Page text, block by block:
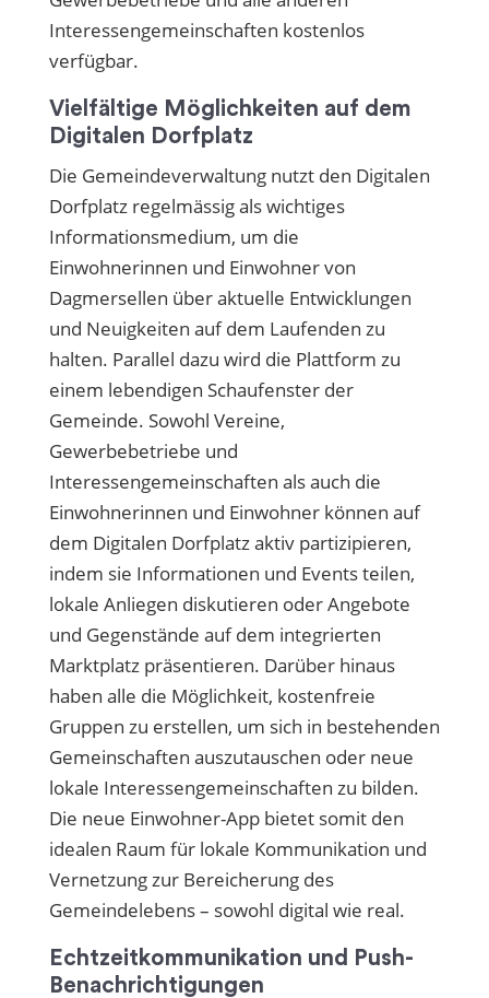
Interessengemeinschaften kostenlos
verfügbar.
Vielfältige Möglichkeiten auf dem
Digitalen Dorfplatz
Die Gemeindeverwaltung nutzt den Digitalen
Dorfplatz regelmässig als wichtiges
Informationsmedium, um die
Einwohnerinnen und Einwohner von
Dagmersellen über aktuelle Entwicklungen
und Neuigkeiten auf dem Laufenden zu
halten. Parallel dazu wird die Plattform zu
einem lebendigen Schaufenster der
Gemeinde. Sowohl Vereine,
Gewerbebetriebe und
Interessengemeinschaften als auch die
Einwohnerinnen und Einwohner können auf
dem Digitalen Dorfplatz aktiv partizipieren,
indem sie Informationen und Events teilen,
lokale Anliegen diskutieren oder Angebote
und Gegenstände auf dem integrierten
Marktplatz präsentieren. Darüber hinaus
haben alle die Möglichkeit, kostenfreie
Gruppen zu erstellen, um sich in bestehenden
Gemeinschaften auszutauschen oder neue
lokale Interessengemeinschaften zu bilden.
Die neue Einwohner-App bietet somit den
idealen Raum für lokale Kommunikation und
Vernetzung zur Bereicherung des
Gemeindelebens – sowohl digital wie real.
Echtzeitkommunikation und Push-
Benachrichtigungen